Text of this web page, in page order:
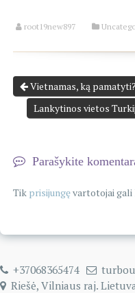
root19new897
Vietnamas, ką
Lankytinos vietos
Parašykite
Tik prisijungęvartotojai gali
+37068365474
Riešė, Vilniaus raj. Lietuva